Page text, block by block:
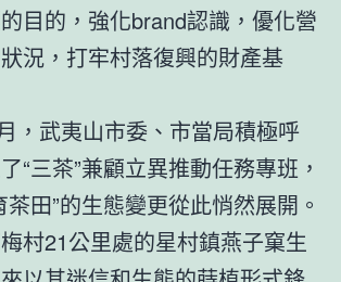
目的，強化brand認識，優化營
況，打牢村落復興的財產基
，武夷山市委、市當局積極呼
“三茶”兼顧立異推動任務專班，
茶田”的生態變更從此悄然展開。
村21公里處的星村鎮燕子窠生